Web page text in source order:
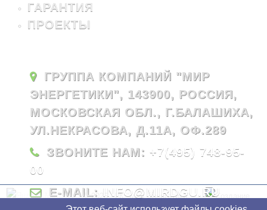
ГАРАНТИЯ
ПРОЕКТЫ
© 2026 - ГК "Мир Энергетики"
ГРУППА КОМПАНИЙ "МИР
ЭНЕРГЕТИКИ", 143900, РОССИЯ,
МОСКОВСКАЯ ОБЛ., Г.БАЛАШИХА,
УЛ.НЕКРАСОВА, Д.11А, ОФ.289
ЗВОНИТЕ НАМ: +7(495) 748-95-
00
E-MAIL: INFO@MIRDGU.RU